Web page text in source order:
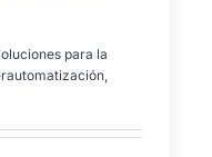
para la
,